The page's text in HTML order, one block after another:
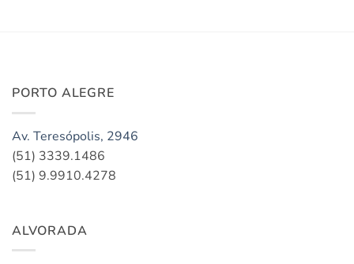
PORTO ALEGRE
Av. Teresópolis, 2946
(51) 3339.1486
(51) 9.9910.4278
ALVORADA